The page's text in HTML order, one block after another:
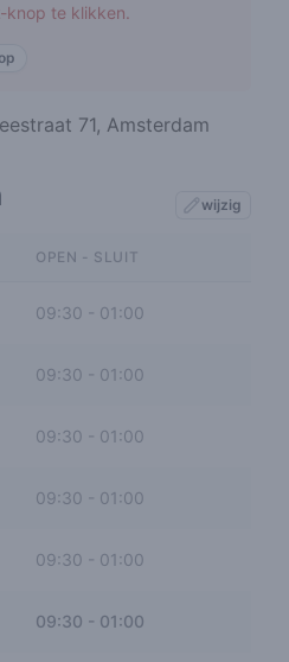
knop te klikken.
71, Amsterdam
wijzig
OPEN - SLUIT
09:30 - 01:00
09:30 01:00
09:30 - 01:00
09:30 01:00
09:30 - 01:00
09:30 - 01:00